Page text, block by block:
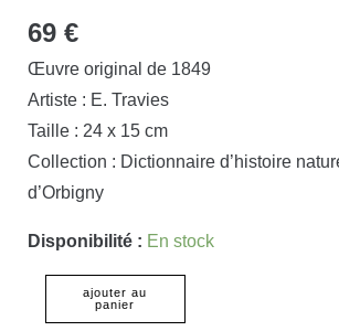
69 €
Œuvre original de 1849
Artiste : E. Travies
Taille : 24 x 15 cm
Collection : Dictionnaire d’histoire
d’Orbigny
Disponibilité : En stock
ajouter au
panier